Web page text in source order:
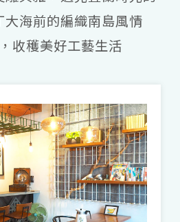
，從簡單的配色，到繽
樣織品飽含著文化與雙
下來吧」，在台北華山
，陳列阿美族婦女的傳
落青年編織成皮件、帆布
如浪花、太陽發散的雅緻
旅宿主人喜愛；乘著火車
「那都蘭工作室」靠岸，
海前的編織南島風情
收穫美好工藝生活